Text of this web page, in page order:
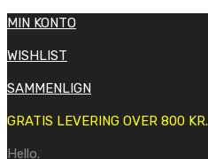
MIN KONTO
WISHLIST
SAMMENLIGN
GRATIS LEVERING OVER 800 KR.
Hello.